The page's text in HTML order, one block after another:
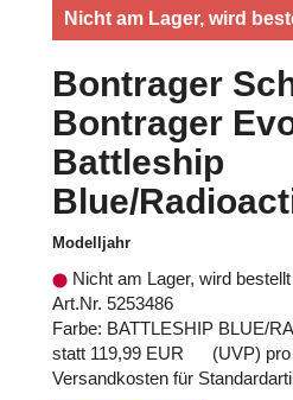
Nicht am Lager, wird
Bontrager
Bontrager
Battleship
Blue/
Modelljahr
Nicht am Lager, wird bestellt
Art.Nr. 5253486
Farbe: BATTLESHIP BLUE/
statt 119,99 EUR (UVP)
Versandkosten für